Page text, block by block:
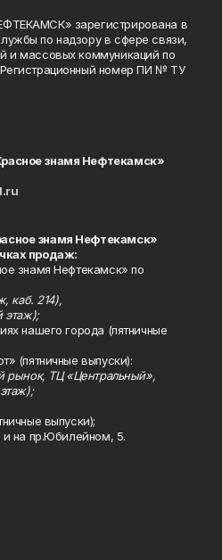
зарегистрирована в
по надзору в сфере связи,
и массовых коммуникаций по
номер ПИ № ТУ
знамя Нефтекамск»
знамя Нефтекамск»
продаж:
знамя Нефтекамск» по
каб. 214),
этаж);
нашего города (пятничные
(пятничные выпуски):
рынок, ТЦ «Центральный»,
выпуски);
и на пр.Юбилейном, 5.